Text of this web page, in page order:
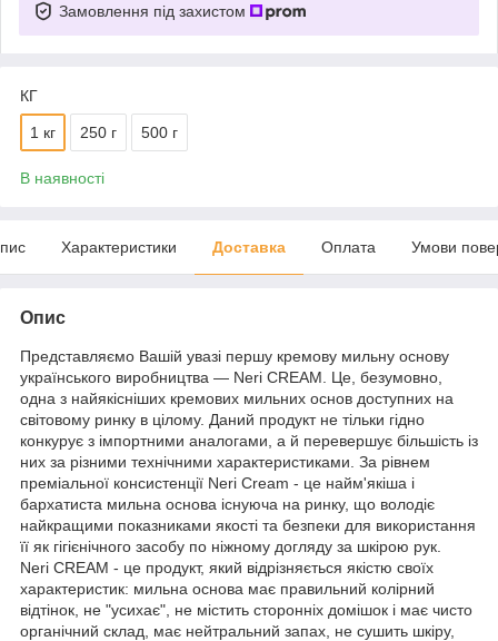
Замовлення під захистом
КГ
1 кг 250 г 500 г
В наявності
Характеристики Доставка Оплата Умови
Опис
Представляємо Вашій увазі першу кремову мильну основу
українського виробництва — Neri CREAM. Це, безумовно,
одна з найякісніших кремових мильних основ доступних на
світовому ринку в цілому. Даний продукт не тільки гідно
конкурує з імпортними аналогами, а й перевершує більшість із
них за різними технічними характеристиками. За рівнем
преміальної консистенції Neri Cream - це найм'якіша і
бархатиста мильна основа існуюча на ринку, що володіє
найкращими показниками якості та безпеки для використання
її як гігієнічного засобу по ніжному догляду за шкірою рук.
Neri CREAM - це продукт, який відрізняється якістю своїх
характеристик: мильна основа має правильний колірний
відтінок, не "усихає", не містить сторонніх домішок і має чисто
органічний склад, має нейтральний запах, не сушить шкіру,